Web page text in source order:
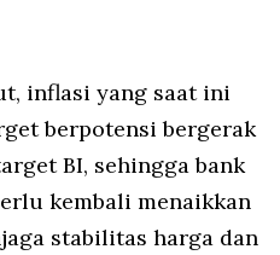
inflasi yang saat ini
berpotensi bergerak
BI, sehingga bank
kembali menaikkan
stabilitas harga dan